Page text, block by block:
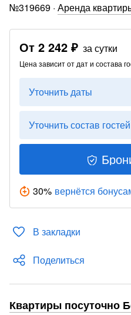
№319669 · Аренда
От 2 242 ₽ за сутки
Цена зависит от дат и состава
Уточнить даты
Уточнить состав гостей
30% вернётся
В закладки
Поделиться
Квартиры посуточно